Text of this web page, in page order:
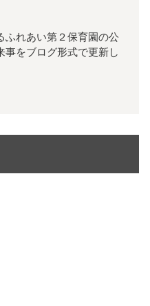
ふれあい第２保育園の公
事をブログ形式で更新し